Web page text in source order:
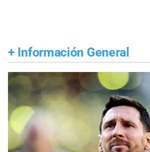
+ Información General